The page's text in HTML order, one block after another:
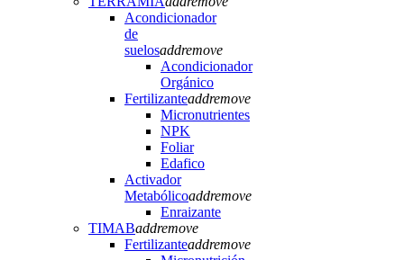
Acondicionador
de
suelosaddremove
Acondicionador
Orgánico
Fertilizanteaddremove
Micronutrientes
NPK
Foliar
Edafico
Activador
Metabólicoaddremove
Enraizante
TIMABaddremove
Fertilizanteaddremove